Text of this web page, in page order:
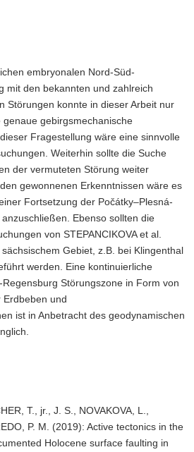
embryonalen Nord-Süd-
mit den bekannten und zahlreich
Störungen konnte in dieser Arbeit nur
gebirgsmechanische
Fragestellung wäre eine sinnvolle
Weiterhin sollte die Suche
der vermuteten Störung weiter
gewonnenen Erkenntnissen wäre es
Fortsetzung der Počátky–Plesná-
Ebenso sollten die
von STEPANCIKOVA et al.
Gebiet, z.B. bei Klingenthal
werden. Eine kontinuierliche
Störungszone in Form von
Erdbeben und
ist in Anbetracht des geodynamischen
T., jr., J. S., NOVAKOVA, L.,
P. M. (2019): Active tectonics in the
Holocene surface faulting in